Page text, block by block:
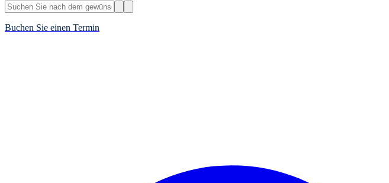
Buchen Sie einen Termin